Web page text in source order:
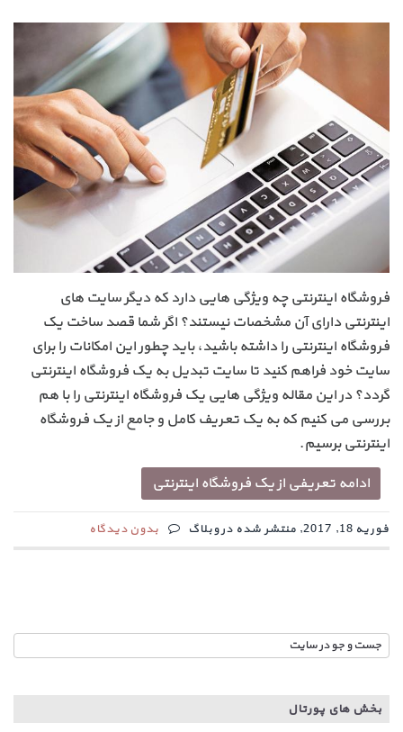
فروشگاه اینترنتی چه ویژگی هایی دارد که دیگر سایت های
اینترنتی دارای آن مشخصات نیستند؟ اگر شما قصد ساخت یک
فروشگاه اینترنتی را داشته باشید، باید چطور این امکانات را برای
سایت خود فراهم کنید تا سایت تبدیل به یک فروشگاه اینترنتی
گردد؟ در این مقاله ویژگی هایی یک فروشگاه اینترنتی را با هم
بررسی می کنیم که به یک تعریف کامل و جامع از یک فروشگاه
اینترنتی برسیم.
ادامه تعریفی از یک فروشگاه اینترنتی
فوریه 18, 2017, منتشر شده در وبلاگ بدون دیدگاه
بخش های پورتال